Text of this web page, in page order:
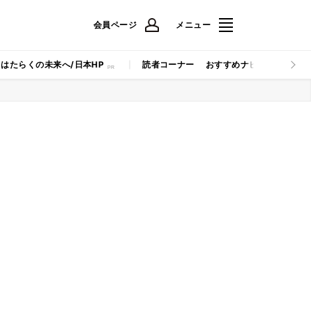
会員ページ メニュー
はたらくの未来へ/日本HP 読者コーナー おすすめナビ マイナビ